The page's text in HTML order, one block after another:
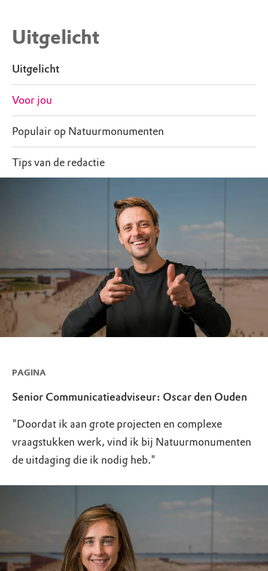
Uitgelicht
Uitgelicht
Voor jou
Populair op Natuurmonumenten
Tips van de redactie
PAGINA
Senior Communicatieadviseur: Oscar den Ouden
"Doordat ik aan grote projecten en complexe
vraagstukken werk, vind ik bij Natuurmonumenten
de uitdaging die ik nodig heb."